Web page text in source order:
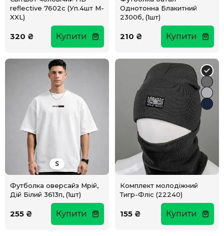
reflective 7602с (Уп.4шт M-
XXL)
320 ₴ Купити
Однотонна Блакитний
2300б, (1шт)
210 ₴ Купити
S
Футболка оверсайз Мрій,
Дій Білий 3613п, (1шт)
255 ₴ Купити
Комплект молодіжний
Тигр-Фліс (22240)
155 ₴ Купити